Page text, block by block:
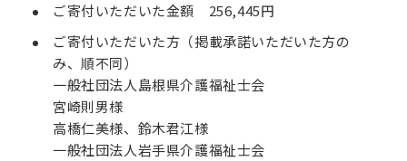
ご寄付いただいた金額 256,445円
ご寄付いただいた方（掲載承諾いただいた方の
み、順不同）
一般社団法人島根県介護福祉士会
宮崎則男様
高橋仁美様、鈴木君江様
一般社団法人岩手県介護福祉士会